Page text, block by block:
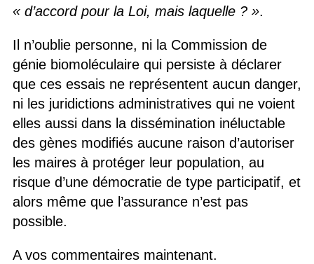
« d’accord pour la Loi, mais laquelle ? ».
Il n’oublie personne, ni la Commission de
génie biomoléculaire qui persiste à déclarer
que ces essais ne représentent aucun danger,
ni les juridictions administratives qui ne voient
elles aussi dans la dissémination inéluctable
des gènes modifiés aucune raison d’autoriser
les maires à protéger leur population, au
risque d’une démocratie de type participatif, et
alors même que l’assurance n’est pas
possible.
A vos commentaires maintenant.